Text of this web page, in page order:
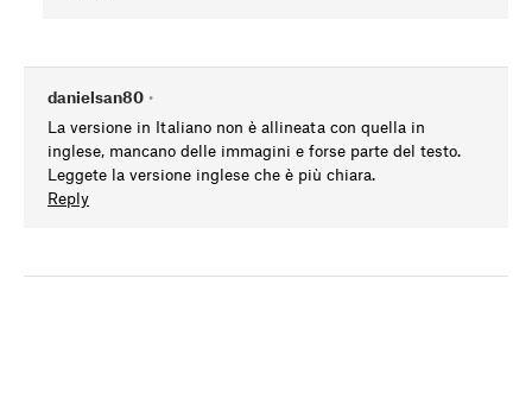
danielsan80 •
La versione in Italiano non è allineata con quella in
inglese, mancano delle immagini e forse parte del testo.
Leggete la versione inglese che è più chiara.
Reply